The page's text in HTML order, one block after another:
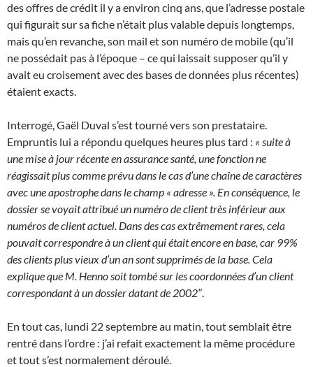
des offres de crédit il y a environ cinq ans, que l’adresse postale
qui figurait sur sa fiche n’était plus valable depuis longtemps,
mais qu’en revanche, son mail et son numéro de mobile (qu’il
ne possédait pas à l’époque – ce qui laissait supposer qu’il y
avait eu croisement avec des bases de données plus récentes)
étaient exacts.
Interrogé, Gaël Duval s’est tourné vers son prestataire.
Empruntis lui a répondu quelques heures plus tard : « suite à
une mise à jour récente en assurance santé, une fonction ne
réagissait plus comme prévu dans le cas d’une chaîne de caractères
avec une apostrophe dans le champ « adresse ». En conséquence, le
dossier se voyait attribué un numéro de client très inférieur aux
numéros de client actuel. Dans des cas extrêmement rares, cela
pouvait correspondre à un client qui était encore en base, car 99%
des clients plus vieux d’un an sont supprimés de la base. Cela
explique que M. Henno soit tombé sur les coordonnées d’un client
correspondant à un dossier datant de 2002″.
En tout cas, lundi 22 septembre au matin, tout semblait être
rentré dans l’ordre : j’ai refait exactement la même procédure
et tout s’est normalement déroulé.